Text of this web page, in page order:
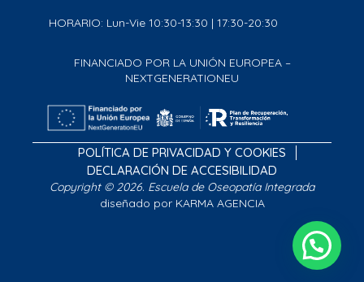
HORARIO: Lun-Vie 10:30-13:30 | 17:30-20:30
FINANCIADO POR LA UNIÓN EUROPEA –
NEXTGENERATIONEU
POLÍTICA DE PRIVACIDAD Y COOKIES
DECLARACIÓN DE ACCESIBILIDAD
Copyright © 2026. Escuela de Oseopatía Integrada
diseñado por KARMA AGENCIA